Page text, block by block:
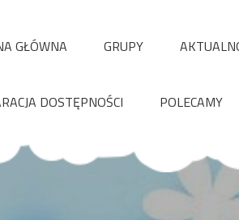
GŁÓWNA GRUPY
DOSTĘPNOŚCI POLECAMY